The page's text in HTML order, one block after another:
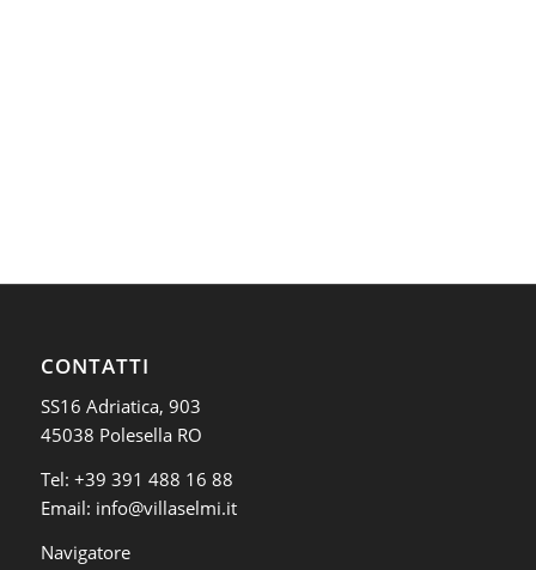
CONTATTI
SS16 Adriatica, 903
45038 Polesella RO
Tel: +39 391 488 16 88
Email: info@villaselmi.it
Navigatore